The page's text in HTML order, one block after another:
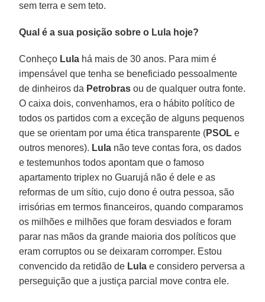
sem terra e sem teto.
Qual é a sua posição sobre o Lula hoje?
Conheço Lula há mais de 30 anos. Para mim é
impensável que tenha se beneficiado pessoalmente
de dinheiros da Petrobras ou de qualquer outra fonte.
O caixa dois, convenhamos, era o hábito político de
todos os partidos com a exceção de alguns pequenos
que se orientam por uma ética transparente (PSOL e
outros menores). Lula não teve contas fora, os dados
e testemunhos todos apontam que o famoso
apartamento triplex no Guarujá não é dele e as
reformas de um sítio, cujo dono é outra pessoa, são
irrisórias em termos financeiros, quando comparamos
os milhões e milhões que foram desviados e foram
parar nas mãos da grande maioria dos políticos que
eram corruptos ou se deixaram corromper. Estou
convencido da retidão de Lula e considero perversa a
perseguição que a justiça parcial move contra ele.